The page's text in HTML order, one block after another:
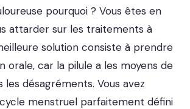
pourquoi ? Vous êtes en
attarder sur les traitements à
solution consiste à prendre
orale, car la pilule a les moyens de
désagréments. Vous avez
menstruel parfaitement défini